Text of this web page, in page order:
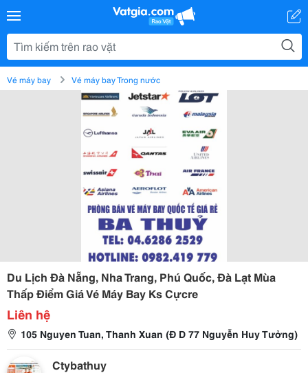
Vé máy bay Vé máy bay Trong nước
Du Lịch Đà Nẵng, Nha Trang, Phú Quốc, Đà Lạt Mùa
Thấp Điểm Giá Vé Máy Bay Ks Cựcre
Liên hệ
105 Nguyen Tuan, Thanh Xuan (Đ D 77 Nguyễn Huy Tưởng)
Ctybathuy